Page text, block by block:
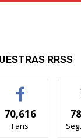
RRSS
70,616
Fans